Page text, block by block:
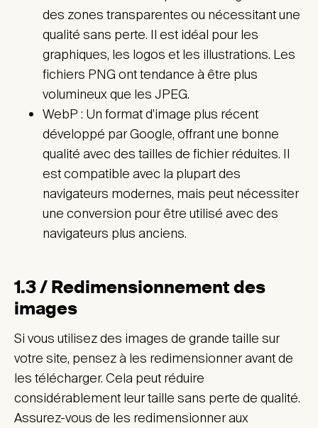
des zones transparentes ou nécessitant une
qualité sans perte. Il est idéal pour les
graphiques, les logos et les illustrations. Les
fichiers PNG ont tendance à être plus
volumineux que les JPEG.
WebP : Un format d’image plus récent
développé par Google, offrant une bonne
qualité avec des tailles de fichier réduites. Il
est compatible avec la plupart des
navigateurs modernes, mais peut nécessiter
une conversion pour être utilisé avec des
navigateurs plus anciens.
1.3 / Redimensionnement des
images
Si vous utilisez des images de grande taille sur
votre site, pensez à les redimensionner avant de
les télécharger. Cela peut réduire
considérablement leur taille sans perte de qualité.
Assurez-vous de les redimensionner aux